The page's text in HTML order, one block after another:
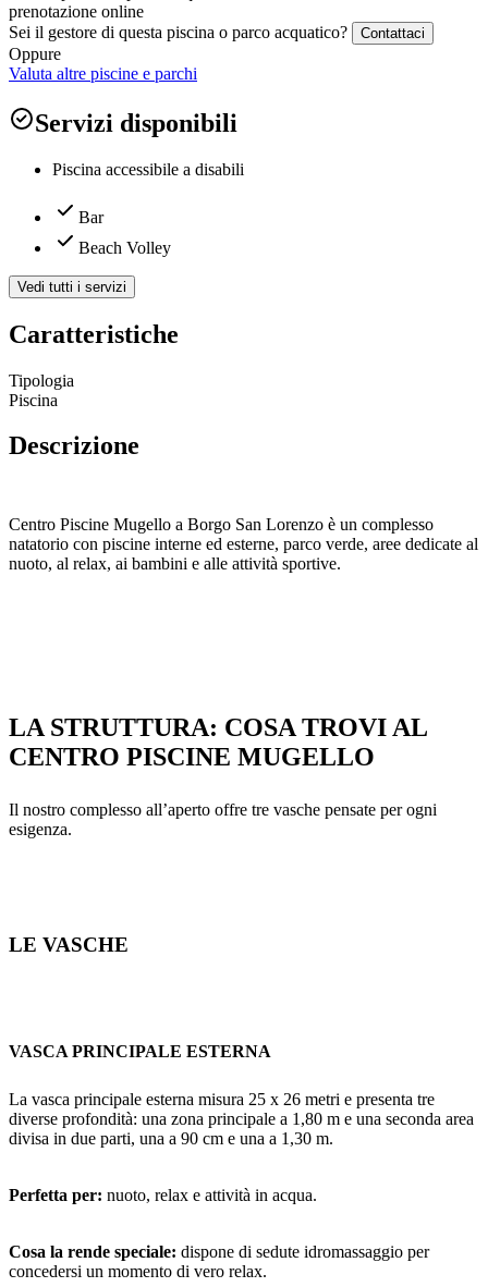
prenotazione online
Sei il gestore di questa piscina o parco acquatico?
Contattaci
Oppure
Valuta altre piscine e parchi
Servizi disponibili
Piscina accessibile a disabili
Bar
Beach Volley
Vedi tutti i servizi
Caratteristiche
Tipologia
Piscina
Descrizione
Centro Piscine Mugello a Borgo San Lorenzo è un complesso
natatorio con piscine interne ed esterne, parco verde, aree dedicate al
nuoto, al relax, ai bambini e alle attività sportive.
LA STRUTTURA: COSA TROVI AL
CENTRO PISCINE MUGELLO
Il nostro complesso all’aperto offre tre vasche pensate per ogni
esigenza.
LE VASCHE
VASCA PRINCIPALE ESTERNA
La vasca principale esterna misura 25 x 26 metri e presenta tre
diverse profondità: una zona principale a 1,80 m e una seconda area
divisa in due parti, una a 90 cm e una a 1,30 m.
Perfetta per: nuoto, relax e attività in acqua.
Cosa la rende speciale: dispone di sedute idromassaggio per
concedersi un momento di vero relax.